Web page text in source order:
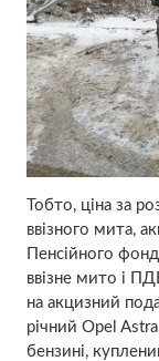
Тобто, ціна за
ввізного мита,
Пенсійного
ввізне мито і
на акцизний
річний Opel
бензині,